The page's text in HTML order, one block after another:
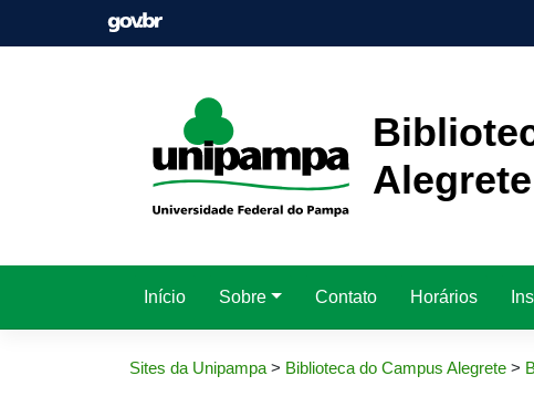
Alegrete
Início Sobre Contato Horários
Sites da Unipampa> Biblioteca do Campus Alegrete >